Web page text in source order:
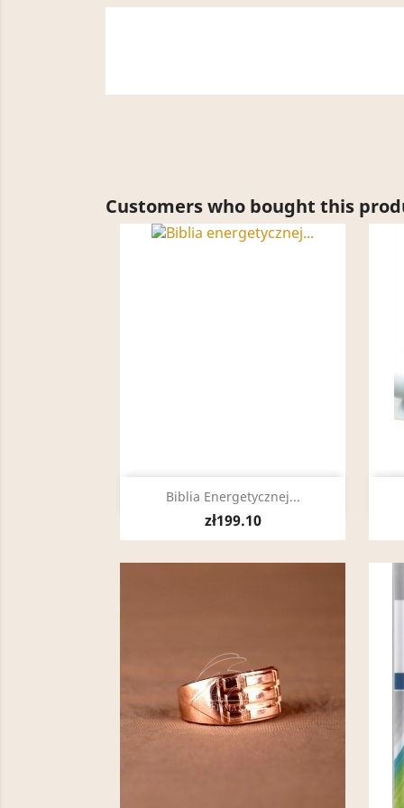
Customers who bought this
Biblia Energetycznej...
zł199.10
 Quick view